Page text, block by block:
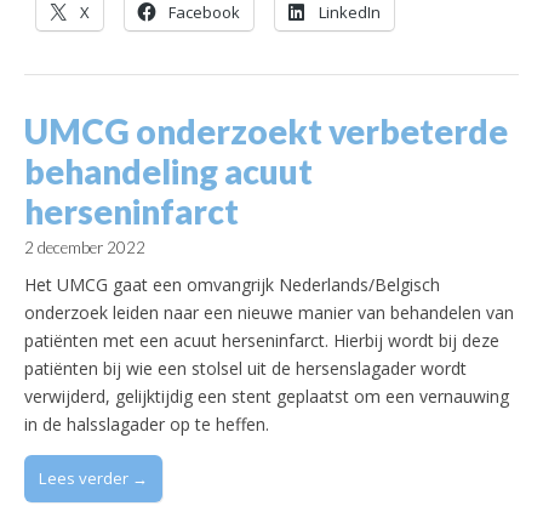
X Facebook LinkedIn
UMCG onderzoekt verbeterde
behandeling acuut
herseninfarct
2 december 2022
Het UMCG gaat een omvangrijk Nederlands/Belgisch
onderzoek leiden naar een nieuwe manier van behandelen van
patiënten met een acuut herseninfarct. Hierbij wordt bij deze
patiënten bij wie een stolsel uit de hersenslagader wordt
verwijderd, gelijktijdig een stent geplaatst om een vernauwing
in de halsslagader op te heffen.
Lees verder →